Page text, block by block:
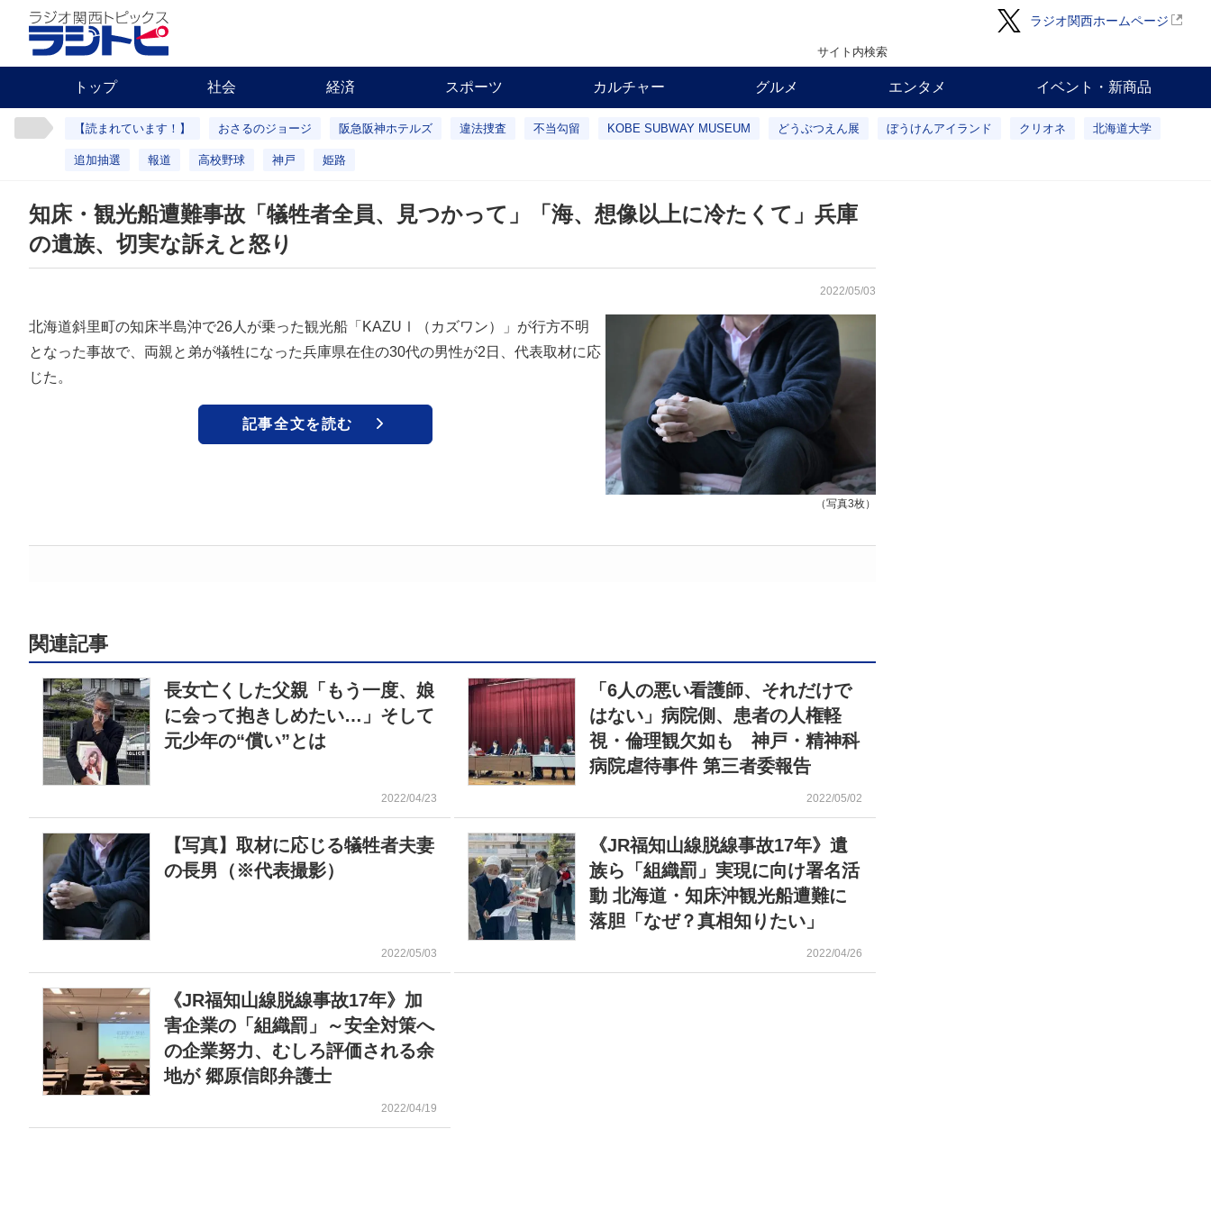
ラジオ関西ホームページ
サイト内検索
トップ 社会 経済 スポーツ カルチャー グルメ エンタメ イベント・新商品
【読まれています！】 おさるのジョージ 阪急阪神ホテルズ 違法捜査 不当勾留 KOBE SUBWAY MUSEUM どうぶつえん展 ぼうけんアイランド クリオネ 北海道大学
追加抽選 報道 高校野球 神戸 姫路
知床・観光船遭難事故「犠牲者全員、見つかって」「海、想像以上に冷たくて」兵庫
の遺族、切実な訴えと怒り
2022/05/03
（写真3枚）
北海道斜里町の知床半島沖で26人が乗った観光船「KAZUⅠ（カズワン）」が行方不明
となった事故で、両親と弟が犠牲になった兵庫県在住の30代の男性が2日、代表取材に応
じた。
記事全文を読む
関連記事
長女亡くした父親「もう一度、娘
に会って抱きしめたい…」そして
元少年の“償い”とは
2022/04/23
「6人の悪い看護師、それだけで
はない」病院側、患者の人権軽
視・倫理観欠如も 神戸・精神科
病院虐待事件 第三者委報告
2022/05/02
【写真】取材に応じる犠牲者夫妻
の長男（※代表撮影）
2022/05/03
《JR福知山線脱線事故17年》遺
族ら「組織罰」実現に向け署名活
動 北海道・知床沖観光船遭難に
落胆「なぜ？真相知りたい」
2022/04/26
《JR福知山線脱線事故17年》加
害企業の「組織罰」～安全対策へ
の企業努力、むしろ評価される余
地が 郷原信郎弁護士
2022/04/19